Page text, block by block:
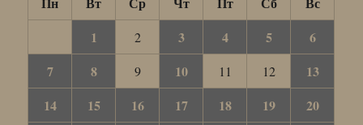
1
2 3 4 5
6
7
8 9 10 11 12
13
14
15 16 17 18 19
20